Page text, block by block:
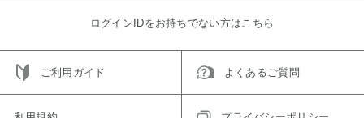
ログインIDをお持ちでない方はこちら
ご利用ガイド よくあるご質問